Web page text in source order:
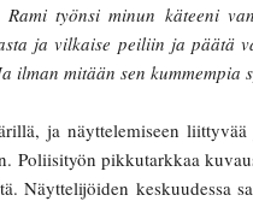
työnsi minun käteeni
ja vilkaise peiliin ja päätä
ilman mitään sen kummempia
ja näyttelemiseen
Poliisityön pikkutarkkaa
Näyttelijöiden keskuudessa